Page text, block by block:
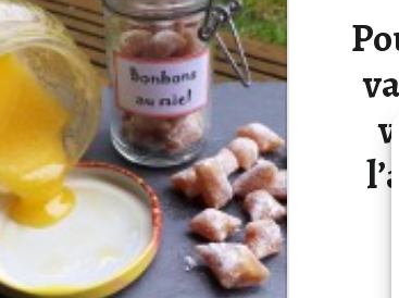
montée aux
framboises et
pop cakes
chocolat).
Ce que je vous propose
aujourd’hui demande quelques